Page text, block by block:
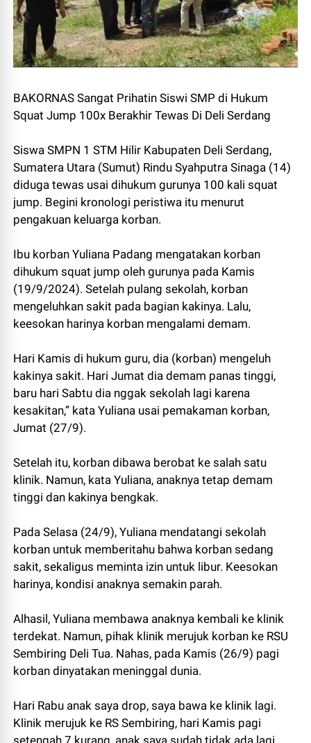
BAKORNAS Sangat Prihatin Siswi SMP di Hukum
Squat Jump 100x Berakhir Tewas Di Deli Serdang
Siswa SMPN 1 STM Hilir Kabupaten Deli Serdang,
Sumatera Utara (Sumut) Rindu Syahputra Sinaga (14)
diduga tewas usai dihukum gurunya 100 kali squat
jump. Begini kronologi peristiwa itu menurut
pengakuan keluarga korban.
Ibu korban Yuliana Padang mengatakan korban
dihukum squat jump oleh gurunya pada Kamis
(19/9/2024). Setelah pulang sekolah, korban
mengeluhkan sakit pada bagian kakinya. Lalu,
keesokan harinya korban mengalami demam.
Hari Kamis di hukum guru, dia (korban) mengeluh
kakinya sakit. Hari Jumat dia demam panas tinggi,
baru hari Sabtu dia nggak sekolah lagi karena
kesakitan,” kata Yuliana usai pemakaman korban,
Jumat (27/9).
Setelah itu, korban dibawa berobat ke salah satu
klinik. Namun, kata Yuliana, anaknya tetap demam
tinggi dan kakinya bengkak.
Pada Selasa (24/9), Yuliana mendatangi sekolah
korban untuk memberitahu bahwa korban sedang
sakit, sekaligus meminta izin untuk libur. Keesokan
harinya, kondisi anaknya semakin parah.
Alhasil, Yuliana membawa anaknya kembali ke klinik
terdekat. Namun, pihak klinik merujuk korban ke RSU
Sembiring Deli Tua. Nahas, pada Kamis (26/9) pagi
korban dinyatakan meninggal dunia.
Hari Rabu anak saya drop, saya bawa ke klinik lagi.
Klinik merujuk ke RS Sembiring, hari Kamis pagi